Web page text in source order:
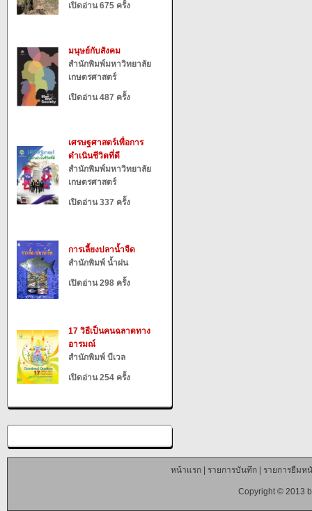
เปิดอ่าน 675 ครั้ง
มนุษย์กับสังคม
สำนักพิมพ์มหาวิทยาลัย
เกษตรศาสตร์
เปิดอ่าน 487 ครั้ง
เศรษฐศาสตร์เพื่อการ
ดำเนินชีวิตที่ดี
สำนักพิมพ์มหาวิทยาลัย
เกษตรศาสตร์
เปิดอ่าน 337 ครั้ง
การเลี้ยงปลาน้ำจืด
สำนักพิมพ์ น้ำฝน
เปิดอ่าน 298 ครั้ง
17 วิธีเป็นคนฉลาดทาง
อารมณ์
สำนักพิมพ์ บีเวล
เปิดอ่าน 254 ครั้ง
หน้าแรก| รายการบันทึก| รายการยืมห
Copyright © 2013